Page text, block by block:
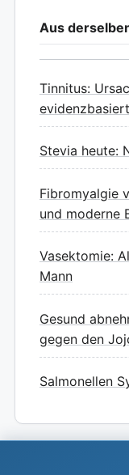
Aus
Tinnitus:
Stevia heute:
Fibromyalgie
und moderne
Vasektomie:
Mann
Gesund
gegen den
Salmonellen